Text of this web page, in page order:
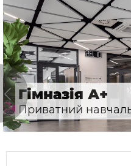
Гімназія А+
Приватний